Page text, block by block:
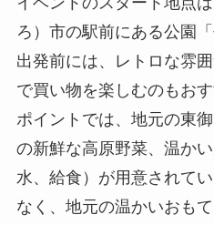
ろ）市の駅前にある公園
出発前には、レトロな雰
で買い物を楽しむのもお
ポイントでは、地元の東
の新鮮な高原野菜、温か
水、給食）が用意されて
なく、地元の温かいおも